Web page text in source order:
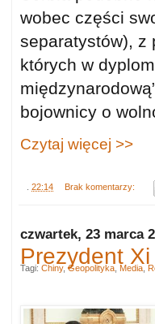
wobec części
separatystów), z
których w
bojownicy o
Czytaj więcej >>
. 22:14 Brak komentarzy:
czwartek, 23 marca
Prezydent
Tagi: Chiny, Geopolityka Media